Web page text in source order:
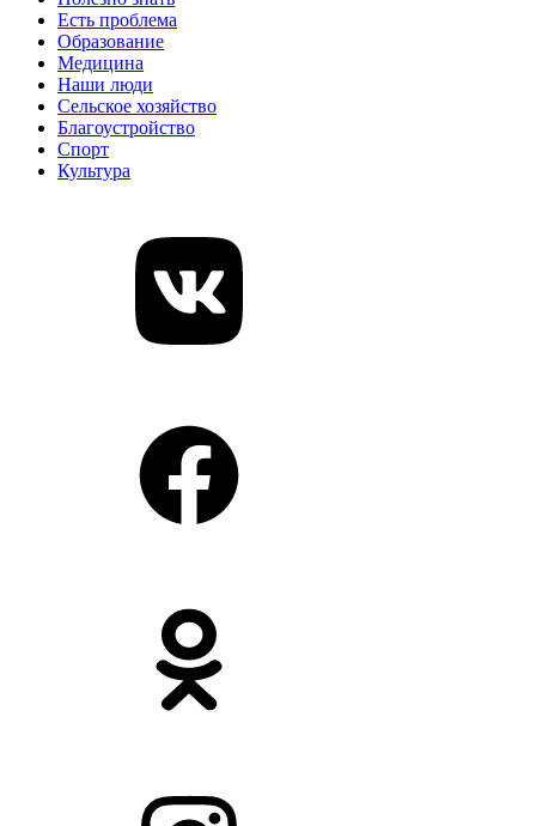
Есть проблема
Образование
Медицина
Наши люди
Сельское хозяйство
Благоустройство
Спорт
Культура